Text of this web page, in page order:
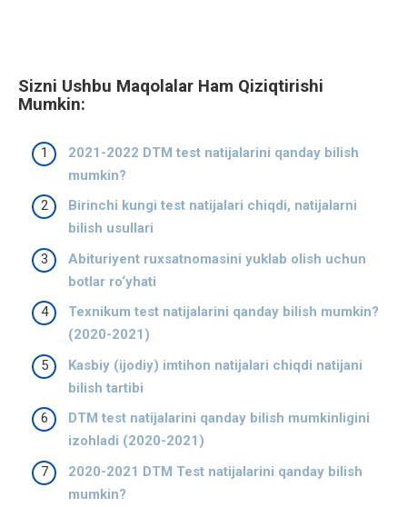
Sizni Ushbu Maqolalar Ham Qiziqtirishi
Mumkin:
2021-2022 DTM test natijalarini qanday bilish
mumkin?
Birinchi kungi test natijalari chiqdi, natijalarni
bilish usullari
Abituriyent ruxsatnomasini yuklab olish uchun
botlar ro‘yhati
Texnikum test natijalarini qanday bilish mumkin?
(2020-2021)
Kasbiy (ijodiy) imtihon natijalari chiqdi natijani
bilish tartibi
DTM test natijalarini qanday bilish mumkinligini
izohladi (2020-2021)
2020-2021 DTM Test natijalarini qanday bilish
mumkin?